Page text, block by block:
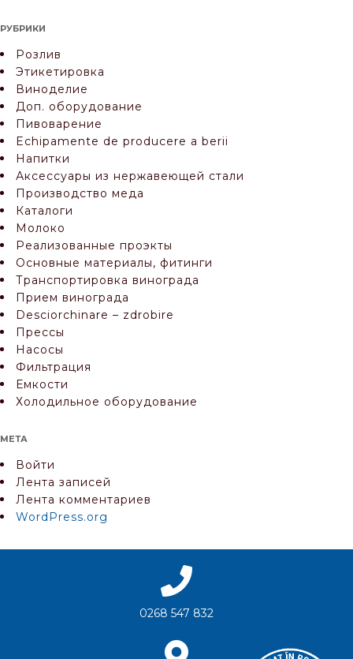
РУБРИКИ
Розлив
Этикетировка
Виноделие
Доп. оборудование
Пивоварение
Echipamente de producere a berii
Напитки
Аксессуары из нержавеющей стали
Производство меда
Каталоги
Молоко
Реализованные проэкты
Основные материалы, фитинги
Транспортировка винограда
Прием винограда
Desciorchinare – zdrobire
Прессы
Насосы
Фильтрация
Емкости
Холодильное оборудование
МЕТА
Войти
Лента записей
Лента комментариев
WordPress.org
0268 547 832